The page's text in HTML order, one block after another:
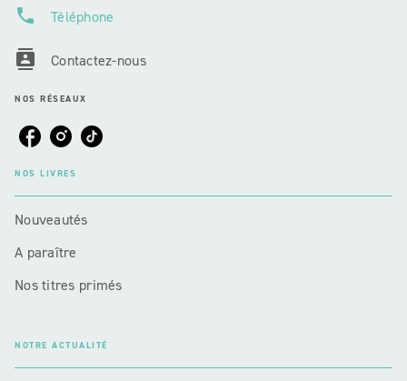
phone Téléphone
contacts Contactez-nous
NOS RÉSEAUX
NOS LIVRES
Nouveautés
A paraître
Nos titres primés
NOTRE ACTUALITÉ